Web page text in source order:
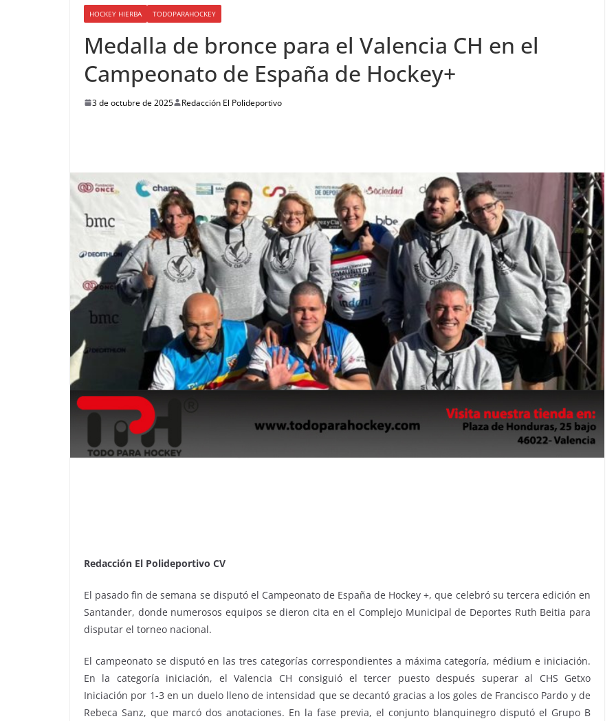
HOCKEY HIERBA TODOPARAHOCKEY
Medalla de bronce para el Valencia CH en el
Campeonato de España de Hockey+
3 de octubre de 2025 Redacción El Polideportivo
Redacción El Polideportivo CV
El pasado fin de semana se disputó el Campeonato de España de Hockey +, que celebró su tercera edición en
Santander, donde numerosos equipos se dieron cita en el Complejo Municipal de Deportes Ruth Beitia para
disputar el torneo nacional.
El campeonato se disputó en las tres categorías correspondientes a máxima categoría, médium e iniciación.
En la categoría iniciación, el Valencia CH consiguió el tercer puesto después superar al CHS Getxo
Iniciación por 1-3 en un duelo lleno de intensidad que se decantó gracias a los goles de Francisco Pardo y de
Rebeca Sanz, que marcó dos anotaciones. En la fase previa, el conjunto blanquinegro disputó el Grupo B